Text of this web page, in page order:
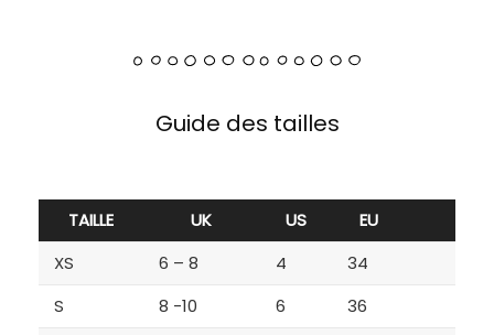
Guide des tailles
TAILLE UK US
EU
XS
6 – 8 4
34
S
8 -10 6
36